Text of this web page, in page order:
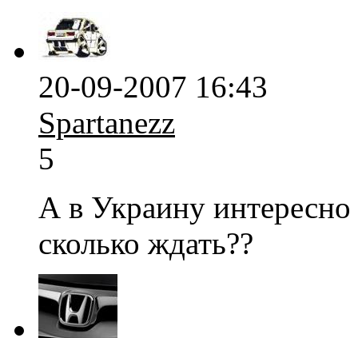
20-09-2007 16:43
Spartanezz
5
А в Украину
сколько ждать??